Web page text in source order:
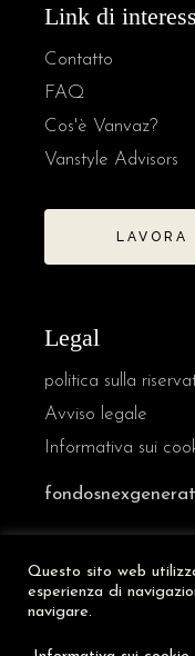
Link di
Contatto
FAQ
Cos'è Vanvaz?
Vanstyle Advisors
LAVORA
Legal
politica sulla
Avviso legale
Informativa sui
Questo sito web
esperienza di
navigare.